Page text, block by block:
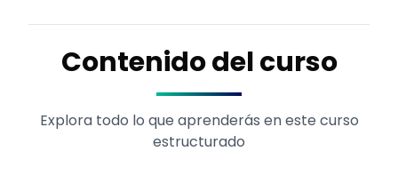
Contenido del curso
Explora todo lo que aprenderás en este curso
estructurado